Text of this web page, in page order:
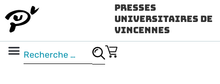
Presses
Universitaires de
Vincennes